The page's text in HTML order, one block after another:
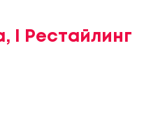
I Рестайлинг